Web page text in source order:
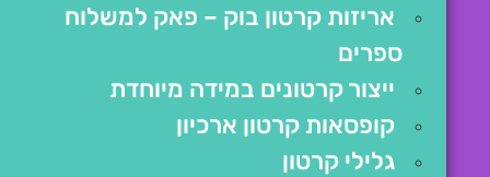
אריזות קרטון בוק – פאק למשלוח
ספרים
ייצור קרטונים במידה מיוחדת
קופסאות קרטון ארכיון
גלילי קרטון